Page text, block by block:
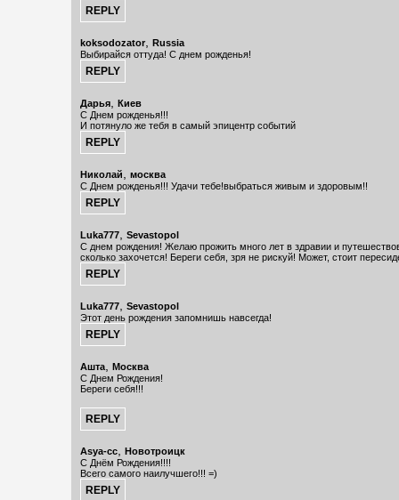
koksodozator, Russia
Выбирайся оттуда! C днем рожденья!
Дарья, Киев
С Днем рожденья!!!
И потянуло же тебя в самый эпицентр событий
Николай, москва
С Днем рожденья!!! Удачи тебе!выбраться живым и здоровым!!
Luka777, Sevastopol
С днем рождения! Желаю прожить много лет в здравии и
сколько захочется! Береги себя, зря не рискуй! Может, стоит
Luka777, Sevastopol
Этот день рождения запомнишь навсегда!
Ашта, Москва
С Днем Рождения!
Береги себя!!!
Asya-cc, Новотроицк
С Днём Рождения!!!!
Всего самого наилучшего!!! =)